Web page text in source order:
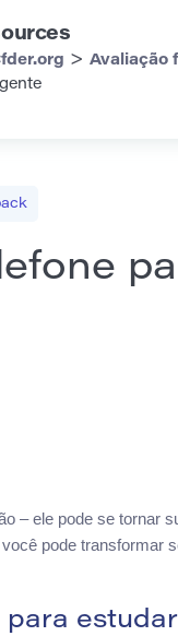
> Avaliação
– ele pode se tornar
pode transformar
para